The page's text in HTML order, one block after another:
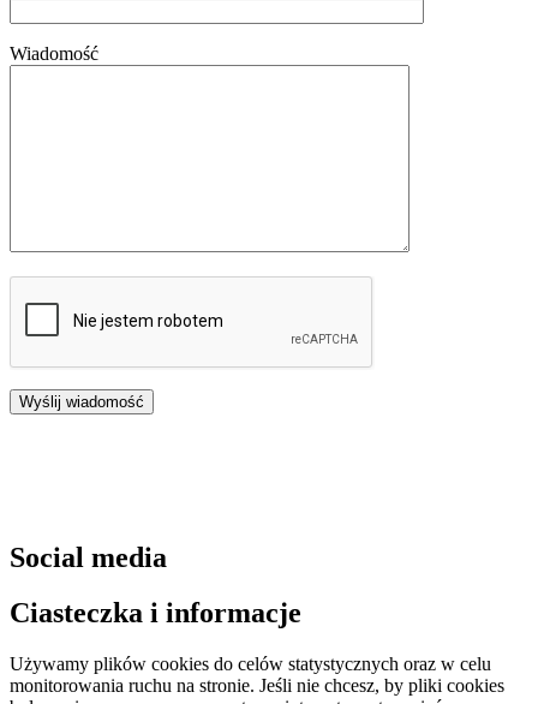
Wiadomość
Social media
Ciasteczka i informacje
Używamy plików cookies do celów statystycznych oraz w celu
monitorowania ruchu na stronie. Jeśli nie chcesz, by pliki cookies